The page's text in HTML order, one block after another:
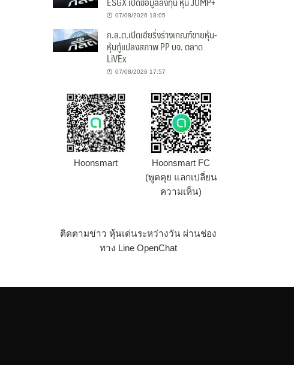
07/08/2026 18:05
ก.ล.ต.เปิดเฮียริ่งร่างเกณฑ์ขายหุ้น-
หุ้นกู้แปลงสภาพ PP บจ. ตลาด
LiVEx
07/08/2026 17:57
Hoonsmart
Hoonsmart FC
(พูดคุย แลกเปลี่ยน
ความเห็น)
ติดตามข่าว หุ้นเด่นระหว่างวัน ผ่านช่อง
ทาง Line OpenChat